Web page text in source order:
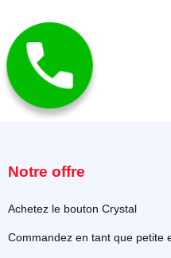
Notre offre
Achetez le bouton Crystal
Commandez en tant que petite